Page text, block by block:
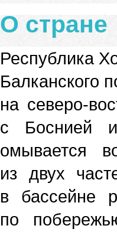
О стране
Республика
Балканского
на северо-
с Боснией и
омывается
из двух
в бассейне
по